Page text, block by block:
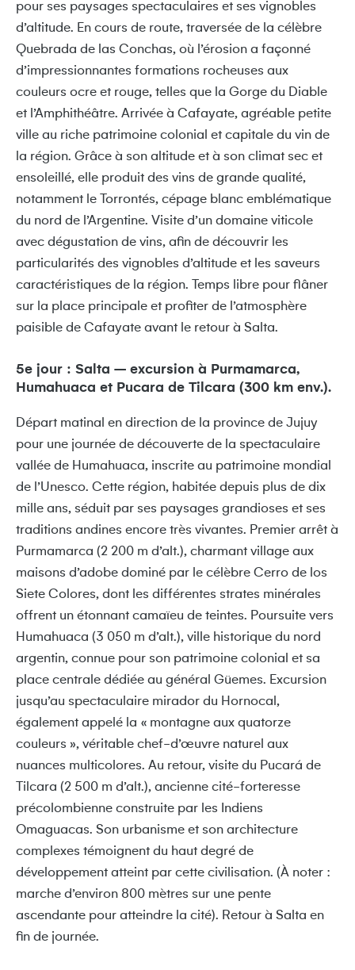
pour ses paysages spectaculaires et ses vignobles
d’altitude. En cours de route, traversée de la célèbre
Quebrada de las Conchas, où l’érosion a façonné
d’impressionnantes formations rocheuses aux
couleurs ocre et rouge, telles que la Gorge du Diable
et l’Amphithéâtre. Arrivée à Cafayate, agréable petite
ville au riche patrimoine colonial et capitale du vin de
la région. Grâce à son altitude et à son climat sec et
ensoleillé, elle produit des vins de grande qualité,
notamment le Torrontés, cépage blanc emblématique
du nord de l’Argentine. Visite d’un domaine viticole
avec dégustation de vins, afin de découvrir les
particularités des vignobles d’altitude et les saveurs
caractéristiques de la région. Temps libre pour flâner
sur la place principale et profiter de l’atmosphère
paisible de Cafayate avant le retour à Salta.
5e jour : Salta – excursion à Purmamarca,
Humahuaca et Pucara de Tilcara (300 km env.).
Départ matinal en direction de la province de Jujuy
pour une journée de découverte de la spectaculaire
vallée de Humahuaca, inscrite au patrimoine mondial
de l’Unesco. Cette région, habitée depuis plus de dix
mille ans, séduit par ses paysages grandioses et ses
traditions andines encore très vivantes. Premier arrêt à
Purmamarca (2 200 m d’alt.), charmant village aux
maisons d’adobe dominé par le célèbre Cerro de los
Siete Colores, dont les différentes strates minérales
offrent un étonnant camaïeu de teintes. Poursuite vers
Humahuaca (3 050 m d’alt.), ville historique du nord
argentin, connue pour son patrimoine colonial et sa
place centrale dédiée au général Güemes. Excursion
jusqu’au spectaculaire mirador du Hornocal,
également appelé la « montagne aux quatorze
couleurs », véritable chef-d’œuvre naturel aux
nuances multicolores. Au retour, visite du Pucará de
Tilcara (2 500 m d’alt.), ancienne cité-forteresse
précolombienne construite par les Indiens
Omaguacas. Son urbanisme et son architecture
complexes témoignent du haut degré de
développement atteint par cette civilisation. (À noter :
marche d’environ 800 mètres sur une pente
ascendante pour atteindre la cité). Retour à Salta en
fin de journée.